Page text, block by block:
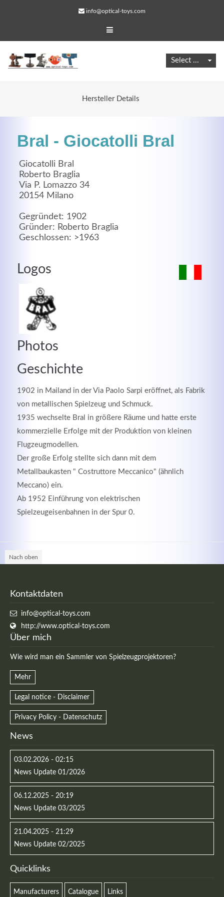
info@optical-toys.com
Hersteller Details
Bral - Giocatolli Bral
Giocatolli Bral
Roberto Braglia
Via P. Lomazzo 34
20154 Milano
Gegründet: 1902
Gründer: Roberto Braglia
Geschlossen: >1963
Logos
Photos
Geschichte
1902 in Mailand in der Via Paolo Sarpi eröffnet, als Fabrik
von metallischen Spielzeug und Schmuck.
1935 wechselte Bral in größere Räume und hatte erste
kommerzielle Erfolge mit der Produktion von kleinen
Flugzeugmodellen.
Der große Erfolg stellte sich dann mit dem
Metallbaukasten " Costruttore Meccanico" (ähnlich
Meccano) ein.
Ab 1952 Einführung von elektrischen
Spielzeugeisenbahnen in der Spur 0.
Nach oben
Kontaktdaten
info@optical-toys.com
http://www.optical-toys.com
Über mich
Wie wird man ein Sammler von Spielzeugprojektoren?
Mehr
Legal notice - Disclaimer
Privacy Policy - Datenschutz
News
03.02.2026 - 02:15
News Update 01/2026
06.12.2025 - 20:19
News Update 03/2025
21.04.2025 - 21:29
News Update 02/2025
Quicklinks
Manufacturers Catalogue Links
Web Projects
elit. Aenean commodo ligula eget dolor.
MEHR INFOS
Good Service
Lorem ipsum dolor sit amet, consectetuer adipiscing
elit. Aenean commodo ligula eget dolor.
Lorem ipsum dolor sit amet, consectetuer adipiscing
elit. Aenean commodo ligula eget dolor.
Kontaktdaten
Herbert
Lukaszewski
info@optical-toys.com
http://www.optical-toys.com
Login
Benutzername
Passwort